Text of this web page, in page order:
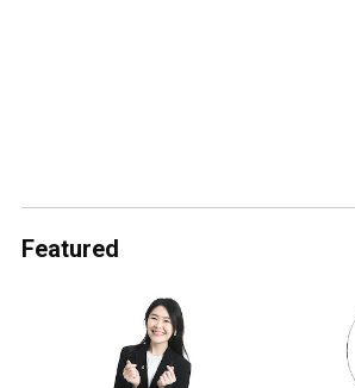
Featured